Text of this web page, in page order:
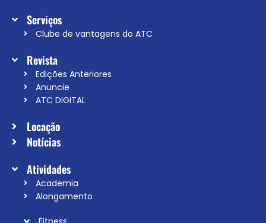
Serviços
Clube de vantagens do ATC
Revista
Edições Anteriores
Anuncie
ATC DIGITAL
Locação
Notícias
Atividades
Academia
Alongamento